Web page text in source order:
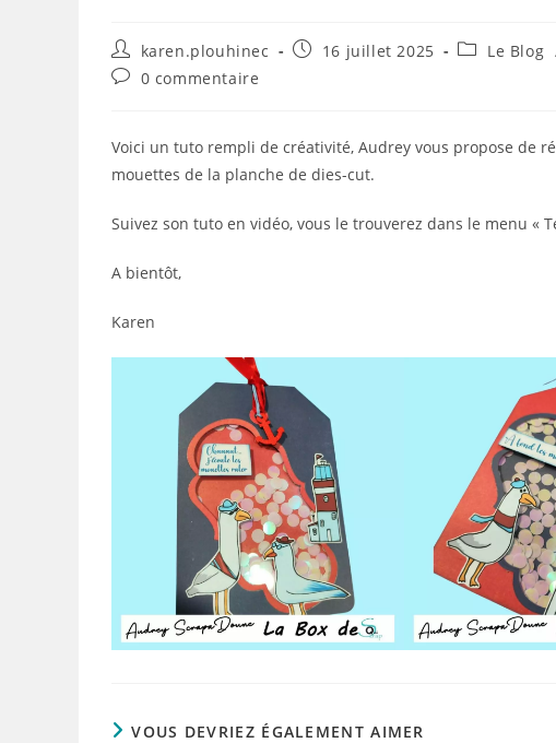
Auteur/autrice
de
la
karen.plouhinec
Publication
16 juillet 2025
PostLe Blog
Commentaires
publication :
0 commentaire
Voici un tuto rempli de créativité, Audrey vous propose de
mouettes de la planche de dies-cut.
Suivez son tuto en vidéo, vous le trouverez dans le menu «
A bientôt,
Karen
VOUS DEVRIEZ ÉGALEMENT AIMER